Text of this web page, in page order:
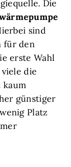
Die
sind
für den
erste Wahl
die
kaum
günstiger
Platz